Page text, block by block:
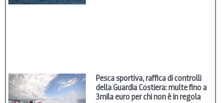
Pesca sportiva, raffica di controlli
della Guardia Costiera: multe fino a
3mila euro per chi non è in regola